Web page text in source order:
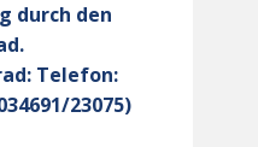
durch den
Telefon:
23075)